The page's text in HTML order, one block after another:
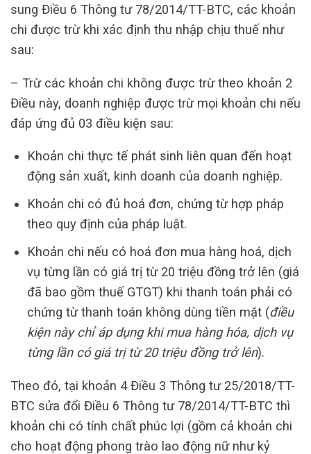
sung Điều 6 Thông tư 78/2014/TT-BTC, các khoản
chi được trừ khi xác định thu nhập chịu thuế như
sau:
– Trừ các khoản chi không được trừ theo khoản 2
Điều này, doanh nghiệp được trừ mọi khoản chi nếu
đáp ứng đủ 03 điều kiện sau:
Khoản chi thực tế phát sinh liên quan đến hoạt
động sản xuất, kinh doanh của doanh nghiệp.
Khoản chi có đủ hoá đơn, chứng từ hợp pháp
theo quy định của pháp luật.
Khoản chi nếu có hoá đơn mua hàng hoá, dịch
vụ từng lần có giá trị từ 20 triệu đồng trở lên (giá
đã bao gồm thuế GTGT) khi thanh toán phải có
chứng từ thanh toán không dùng tiền mặt (điều
kiện này chỉ áp dụng khi mua hàng hóa, dịch vụ
từng lần có giá trị từ 20 triệu đồng trở lên).
Theo đó, tại khoản 4 Điều 3 Thông tư 25/2018/TT-
BTC sửa đổi Điều 6 Thông tư 78/2014/TT-BTC thì
khoản chi có tính chất phúc lợi (gồm cả khoản chi
cho hoạt động phong trào lao động nữ như kỷ